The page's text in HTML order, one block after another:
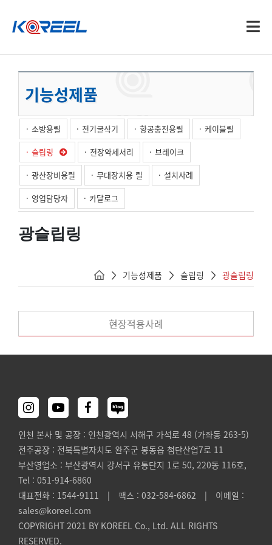
기능성제품
소방용릴 전기굴삭기 항공충전용릴
케이블릴
슬립링
전장악세서리
브레이크
광산장비용릴
무대장치용 릴
설치사례
영업담당자
카달로그
광슬립링
기능성제품 슬립링 광슬립링
현장적용사례
인천 본사 및 공장 : 인천광역시 서해구 가석로 48 (가좌동 263-5)
전주공장 : 전북특별자치도 완주군 봉동읍 첨단산업7로 11
부산영업소 : 부산광역시 강서구 유통단지 1로 50, 220동 116호,
Tel : 051-914-6860
대표전화 : 1544-9111 | 팩스 : 032-584-6862 | 이메일 :
sales@koreel.com
COPYRIGHT 2021 BY KOREEL Co., Ltd. ALL RIGHTS
RESERVED.